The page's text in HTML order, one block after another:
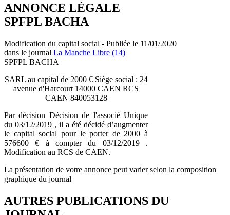
ANNONCE LÉGALE
SPFPL BACHA
Modification du capital social - Publiée le 11/01/2020
dans le journal La Manche Libre (14)
SPFPL BACHA
SARL au capital de 2000 € Siège social : 24
avenue d'Harcourt 14000 CAEN RCS
CAEN 840053128
Par décision Décision de l'associé Unique
du 03/12/2019 , il a été décidé d’augmenter
le capital social pour le porter de 2000 à
576600 € à compter du 03/12/2019 .
Modification au RCS de CAEN.
La présentation de votre annonce peut varier selon la composition
graphique du journal
AUTRES PUBLICATIONS DU